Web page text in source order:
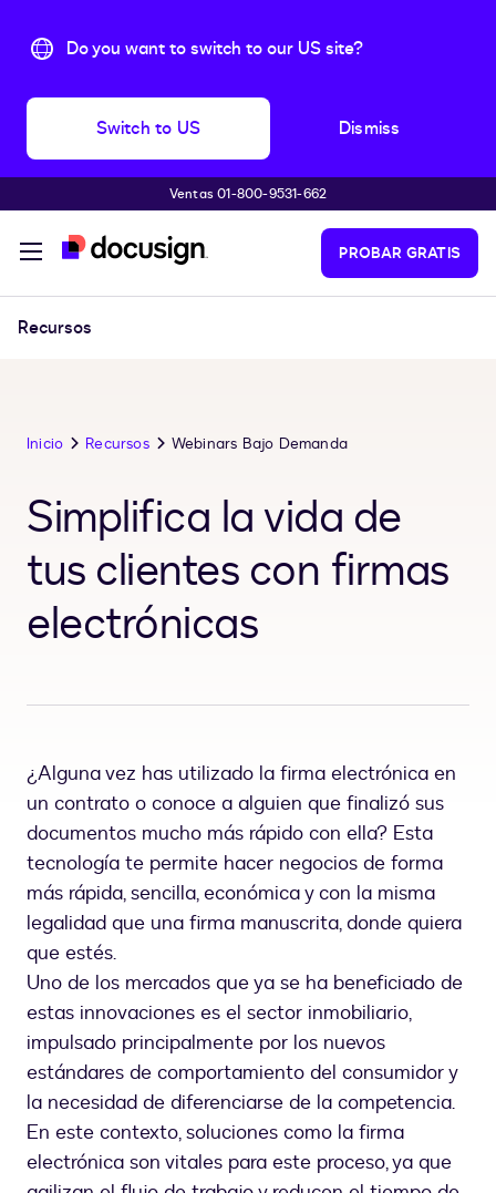
Do you want to switch to our US site?
Switch to US Dismiss
Accede al contenido principalVentas 01-800-9531-662
PROBAR GRATIS
Recursos
Inicio Recursos Webinars Bajo Demanda
Simplifica la vida de
tus clientes con firmas
electrónicas
¿Alguna vez has utilizado la firma electrónica en
un contrato o conoce a alguien que finalizó sus
documentos mucho más rápido con ella? Esta
tecnología te permite hacer negocios de forma
más rápida, sencilla, económica y con la misma
legalidad que una firma manuscrita, donde quiera
que estés.
Uno de los mercados que ya se ha beneficiado de
estas innovaciones es el sector inmobiliario,
impulsado principalmente por los nuevos
estándares de comportamiento del consumidor y
la necesidad de diferenciarse de la competencia.
En este contexto, soluciones como la firma
electrónica son vitales para este proceso, ya que